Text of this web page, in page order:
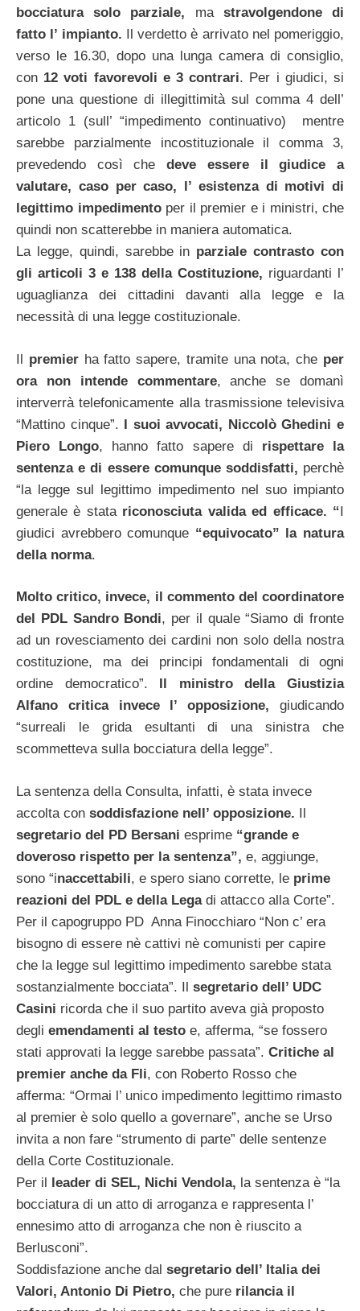
bocciatura solo
parziale, mastravolgendone di
fatto l’ impianto. Il verdetto è arrivato nel pomeriggio,
verso le 16.30, dopo una lunga camera di consiglio,
con 12 voti favorevoli e 3 contrari. Per i giudici, si
pone una questione di illegittimità sul comma 4 dell’
articolo 1 (sull’ “impedimento continuativo) mentre
sarebbe parzialmente incostituzionale il comma 3,
prevedendo così chedeve essere il giudice a
valutare, caso per caso, l’ esistenza di motivi di
legittimo impedimento per il premier e i ministri, che
quindi non scatterebbe in maniera automatica.
La legge, quindi, sarebbe in parziale contrasto con
gli articoli 3 e 138 della Costituzione, riguardanti l’
uguaglianza dei cittadini davanti alla legge e la
necessità di una legge costituzionale.
Il premierha fatto sapere, tramite una nota, che per
ora non intende commentare, anche se domanì
interverrà telefonicamente alla trasmissione televisiva
“Mattino cinque”. I suoi avvocati, Niccolò Ghedini e
Piero Longo, hanno fatto sapere di rispettare la
sentenza e di essere comunque soddisfatti, perchè
“la legge sul legittimo impedimento nel suo impianto
generale è statariconosciuta valida ed efficace. “I
giudici avrebbero comunque “equivocato” la natura
della norma.
Molto critico, invece, il commento del coordinatore
del PDL Sandro Bondi, per il quale “Siamo di fronte
ad un rovesciamento dei cardini non solo della nostra
costituzione, ma dei principi fondamentali di ogni
ordine democratico”. Il ministro della Giustizia
Alfano critica invece l’ opposizione, giudicando
“surreali le grida esultanti di una sinistra che
scommetteva sulla bocciatura della legge”.
La sentenza della Consulta, infatti, è stata invece
accolta con soddisfazione nell’ opposizione. Il
segretario del PD Bersani esprime “grande e
doveroso rispetto per la sentenza”, e, aggiunge,
sono “inaccettabili, e spero siano corrette, le prime
reazioni del PDL e della Lega di attacco alla Corte”.
Per il capogruppo PD Anna Finocchiaro “Non c’ era
bisogno di essere nè cattivi nè comunisti per capire
che la legge sul legittimo impedimento sarebbe stata
sostanzialmente bocciata”. Il segretario dell’ UDC
Casini ricorda che il suo partito aveva già proposto
degli emendamenti al testo e, afferma, “se fossero
stati approvati la legge sarebbe passata”. Critiche al
premier anche da Fli, con Roberto Rosso che
afferma: “Ormai l’ unico impedimento legittimo rimasto
al premier è solo quello a governare”, anche se Urso
invita a non fare “strumento di parte” delle sentenze
della Corte Costituzionale.
Per il leader di SEL, Nichi Vendola, la sentenza è “la
bocciatura di un atto di arroganza e rappresenta l’
ennesimo atto di arroganza che non è riuscito a
Berlusconi”.
Soddisfazione anche dal segretario dell’ Italia dei
Valori, Antonio Di Pietro, che pure rilancia il